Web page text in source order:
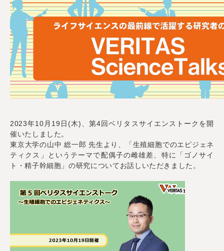
2023年10月19日(木)、第4回ベリタスサイエンストークを開
催いたしました。
東京大学の山中 総一郎 先生より、「生殖細胞でのエピジェネ
ティクス」というテーマで配偶子の雌雄差、特に「ゴノサイ
ト・精子幹細胞」の研究についてお話しいただきました。